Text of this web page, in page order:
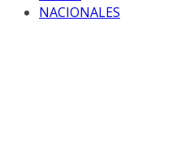
NACIONALES